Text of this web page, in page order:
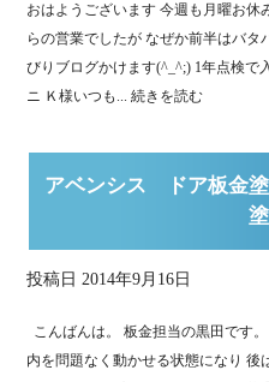
おはようございます 今週も月曜お休
らの営業でしたが なぜか前半はバタ
びりブログかけます(^_^;) 1年点検で
ニ Ｋ様いつも...続きを読む
アベンシス ドア
投稿日 2014年9月16日
こんばんは。 板金担当の黒田です
内を問題なく動かせる状態になり 後